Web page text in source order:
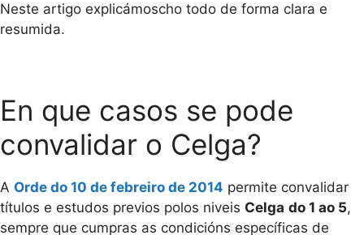
Neste artigo explicámoscho todo de forma clara e
resumida.
En que casos se pode
convalidar o Celga?
A Orde do 10 de febreiro de 2014 permite convalidar
títulos e estudos previos polos niveis Celga do 1 ao 5,
sempre que cumpras as condicións específicas de